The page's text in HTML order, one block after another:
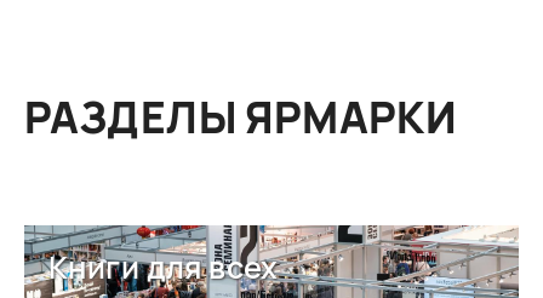
РАЗДЕЛЫ ЯРМАРКИ
Книги для всех